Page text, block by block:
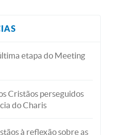
etapa do Meeting
Cristãos perseguidos
do Charis
à reflexão sobre as